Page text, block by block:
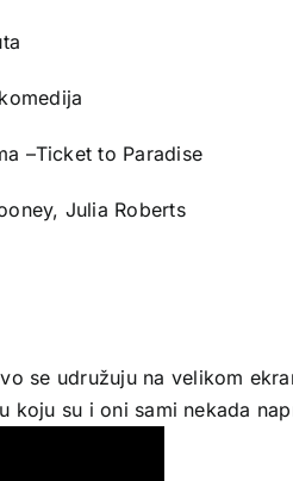
–Ticket to Paradise
Julia Roberts
se udružuju na velikom
koju su i oni sami nekada